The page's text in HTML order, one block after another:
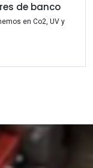
de banco
en Co2, UV y